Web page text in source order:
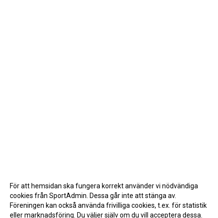
För att hemsidan ska fungera korrekt använder vi nödvändiga
cookies från SportAdmin. Dessa går inte att stänga av.
Föreningen kan också använda frivilliga cookies, t.ex. för statistik
eller marknadsföring. Du väljer själv om du vill acceptera dessa.